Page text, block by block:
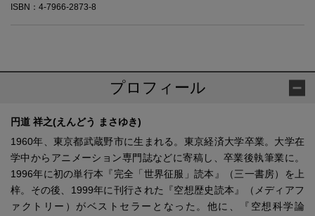
ISBN：4-7966-2873-8
プロフィール
円道 祥之(えんどう まさゆき)
1960年、東京都武蔵野市に生まれる。東京経済大学卒業。大学在
学中からアニメーション専門誌などに寄稿し、卒業後執筆業に。
1996年に初の単行本『完全「世界征服」読本』（三一書房）を上
梓。その後、1999年に刊行された『空想歴史読本』（メディアフ
ァクトリー）がベストセラーとなった。他に、『空想科学論